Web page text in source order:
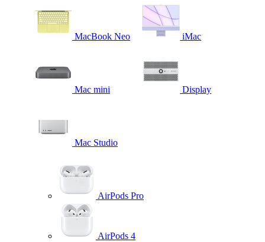
MacBook Neo iMac
Mac mini Display
Mac Studio
AirPods Pro
AirPods 4